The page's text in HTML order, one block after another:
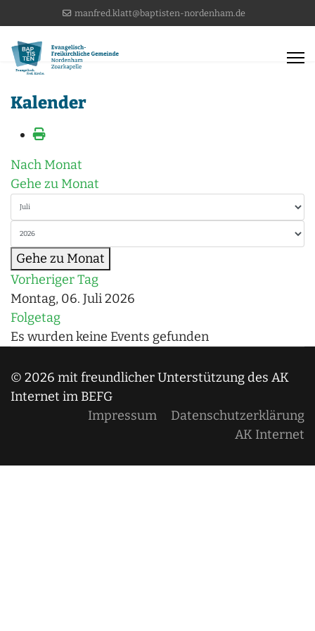
manfred.klatt@baptisten-nordenham.de
Kalender
Nach Monat
Gehe zu Monat
Gehe zu Monat
Vorheriger Tag
Montag, 06. Juli 2026
Folgetag
Es wurden keine Events gefunden
© 2026 mit freundlicher Unterstützung des AK
Internet im BEFG
Impressum
Datenschutzerklärung
AK Internet